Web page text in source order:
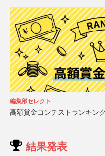
編集部セレクト
高額賞金コンテストランキン
結果発表